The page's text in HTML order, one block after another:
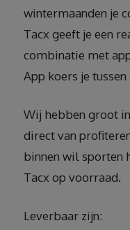
wintermaanden je
Tacx geeft je een
combinatie met
App koers je
Wij hebben groot
direct van
binnen wil sporten
Tacx op voorraad.
Leverbaar zijn: